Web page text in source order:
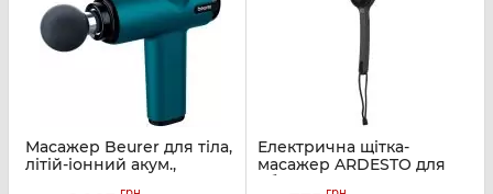
Масажер Beurer для тіла,
літій-іонний акум.,
Електрична щітка-
масажер ARDESTO для
обличчя та тіла,